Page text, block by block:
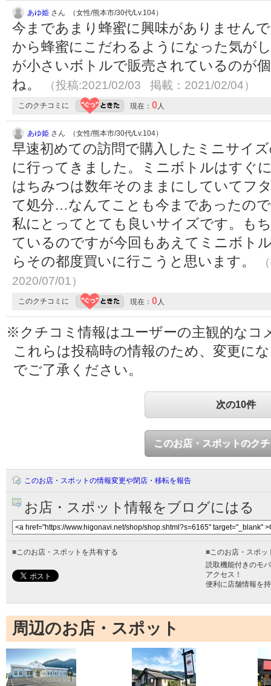
あゆ姫 さん （女性/熊本市/30代/Lv.104）
今まであまり蜂蜜に興味がありません
から蜂蜜にこだわるようになった気が
が小さいボトルで販売されているのが
ね。
（投稿:2021/02/03 掲載：2021/02/04）
このクチコミに 現在： 0人
あゆ姫 さん （女性/熊本市/30代/Lv.104）
早速初めての訪問で購入したミニサイ
に行ってきました。ミニボトルはすぐ
はちみつは数年そのままにしていてフ
て処分…なんてことも今まであったの
私にとってとても良いサイズです。も
ているのですが今回もあえてミニボト
らその都度買いに行こうと思います。
2020/07/01）
このクチコミに 現在： 0人
※クチコミ情報はユーザーの主観的なコ
これらは投稿時の情報のため、変更に
でご了承ください。
次の10件
このお店・スポットのク
このお店・スポットの情報変更や閉店・移転を報告
お店・スポット情報をブログにはる
■このお店・スポットを共有する ■このお店・スポッ
読取機能付きのモ
アクセス！
便利に店舗情報を
周辺のお店・スポット